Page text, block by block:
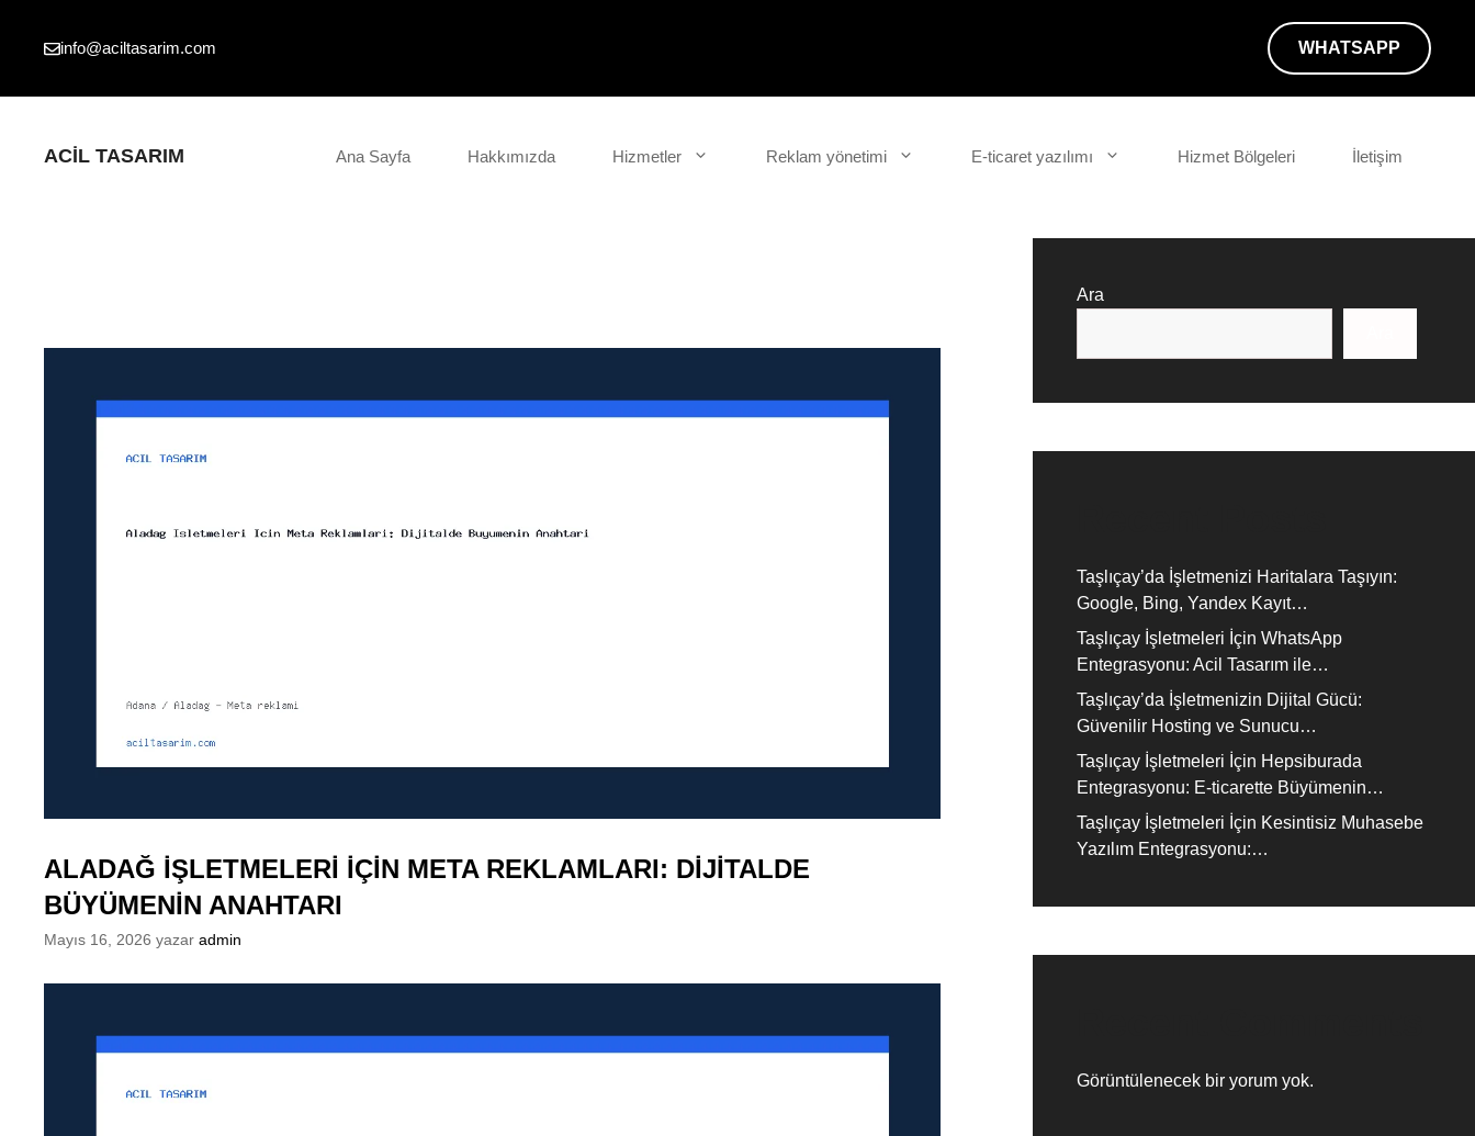
info@aciltasarim.com WHATSAPP
ACIL TASARIM Ana Sayfa Hakkımızda Hizmetler Reklam yönetimi E-ticaret yazılımı Hizmet Bölgeleri İletişim
ALADAĞ İŞLETMELERI İÇIN META REKLAMLARI: DIJITALDE
BÜYÜMENIN ANAHTARI
Mayıs 16, 2026 yazar admin
Ara
Taşlıçay’da İşletmenizi Haritalara Taşıyın:
Google, Bing, Yandex Kayıt…
Taşlıçay İşletmeleri İçin WhatsApp
Entegrasyonu: Acil Tasarım ile…
Taşlıçay’da İşletmenizin Dijital Gücü:
Güvenilir Hosting ve Sunucu…
Taşlıçay İşletmeleri İçin Hepsiburada
Entegrasyonu: E-ticarette Büyümenin…
Taşlıçay İşletmeleri İçin Kesintisiz Muhasebe
Yazılım Entegrasyonu:…
Görüntülenecek bir yorum yok.